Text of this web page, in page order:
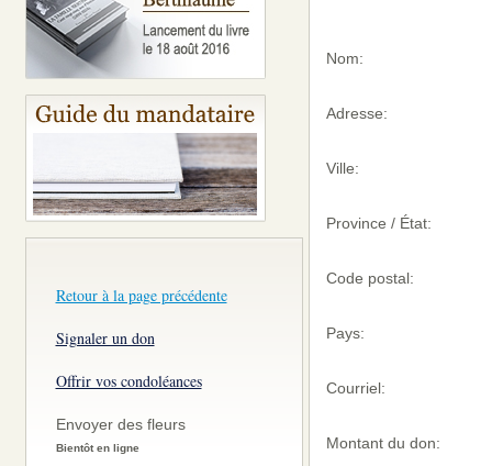
Retour à la page précédente
Signaler un don
Offrir vos condoléances
Envoyer des fleurs
Bientôt en ligne
Nom:
Adresse:
Ville:
Province / État:
Code postal:
Pays:
Courriel:
Montant du don: